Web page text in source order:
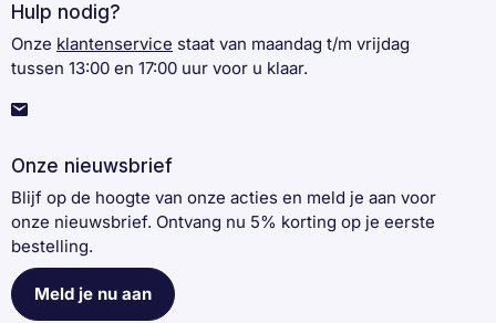
Hulp nodig?
Onze klantenservice staat van maandag t/m vrijdag
tussen 13:00 en 17:00 uur voor u klaar.
Onze nieuwsbrief
Blijf op de hoogte van onze acties en meld je aan voor
onze nieuwsbrief. Ontvang nu 5% korting op je eerste
bestelling.
Meld je nu aan